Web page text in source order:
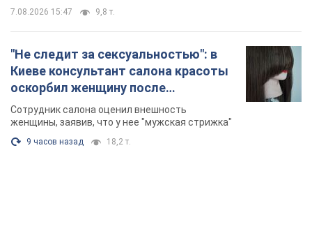
7.08.2026 15:47 9,8 т.
"Не следит за сексуальностью": в
Киеве консультант салона красоты
оскорбил женщину после
химиотерапии, разгорелся скандал.
Фото
Сотрудник салона оценил внешность
женщины, заявив, что у нее "мужская стрижка"
9 часов назад 18,2 т.